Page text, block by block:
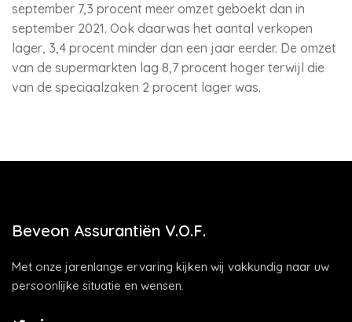
september 7,3 procent meer omzet geboekt dan in
september 2021. Ook daarwas het aantal verkopen
lager, 3,4 procent minder dan een jaar eerder. De omzet
van de supermarkten lag 8,7 procent hoger terwijl die
van de speciaalzaken 2 procent lager was.
Beveon Assurantiën V.O.F.
Met onze jarenlange ervaring kijken wij vakkundig naar uw
persoonlijke situatie en wensen.